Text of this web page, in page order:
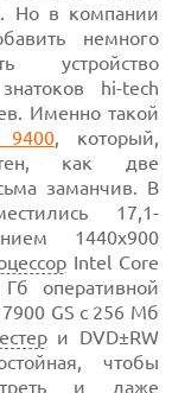
Но в компании
немного
устройство
hi-tech
Именно такой
9400, который,
как две
заманчив. В
17,1-
1440х900
Intel Core
оперативной
7900 GS с 256 Мб
и DVD±RW
чтобы
и даже